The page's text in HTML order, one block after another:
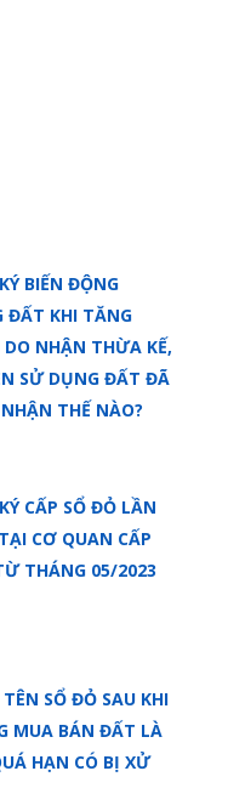
BIẾN ĐỘNG
ĐẤT KHI TĂNG
NHẬN THỪA KẾ,
SỬ DỤNG ĐẤT ĐÃ
THẾ NÀO?
CẤP SỔ ĐỎ LẦN
CƠ QUAN CẤP
THÁNG 05/2023
SỔ ĐỎ SAU KHI
MUA BÁN ĐẤT LÀ
HẠN CÓ BỊ XỬ